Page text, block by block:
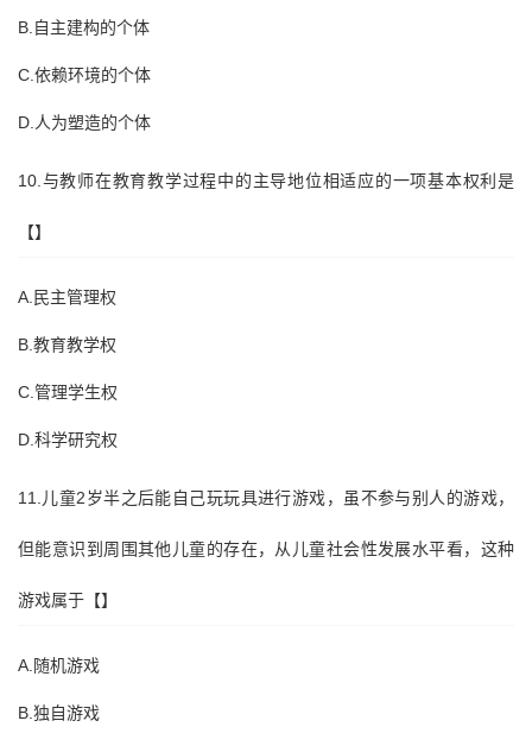
B.自主建构的个体
C.依赖环境的个体
D.人为塑造的个体
10.与教师在教育教学过程中的主导地位相适应的一项基本权利是
【】
A.民主管理权
B.教育教学权
C.管理学生权
D.科学研究权
11.儿童2岁半之后能自己玩玩具进行游戏，虽不参与别人的游戏，
但能意识到周围其他儿童的存在，从儿童社会性发展水平看，这种
游戏属于【】
A.随机游戏
B.独自游戏